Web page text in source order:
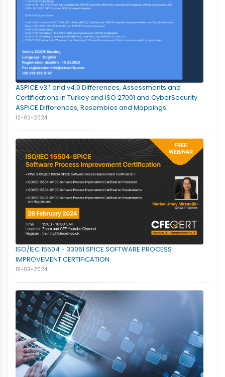
ASPICE v3.1 and v4.0 Differences, Assessments and
Certifications in Turkey and ISO 27001 and CyberSecurity
ASPICE Differences, Resembles and Mappings
12-02-2024
ISO/IEC 15504 - 33061 SPICE SOFTWARE PROCESS
IMPROVEMENT CERTIFICATION
01-02-2024